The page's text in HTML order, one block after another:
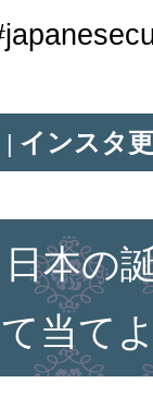
| インスタ
日本の
て当て